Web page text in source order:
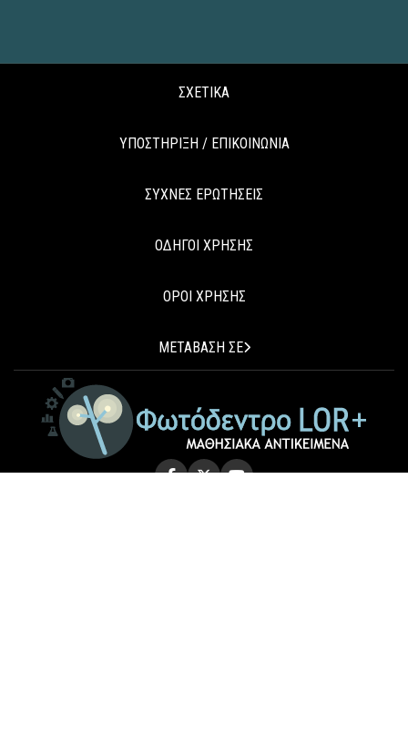
ΣΧΕΤΙΚΑ
ΥΠΟΣΤΗΡΙΞΗ / ΕΠΙΚΟΙΝΩΝΙΑ
ΣΥΧΝΕΣ ΕΡΩΤΗΣΕΙΣ
ΟΔΗΓΟΙ ΧΡΗΣΗΣ
ΟΡΟΙ ΧΡΗΣΗΣ
ΜΕΤΑΒΑΣΗ ΣΕ